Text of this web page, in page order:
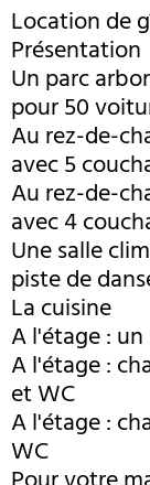
Location de
Présentation
Un parc
pour 50
Au rez-de-
avec 5
Au rez-de-
avec 4
Une salle
piste de
x 0,80 m)
La cuisine
A l'étage :
A l'étage :
et WC
A l'étage :
WC